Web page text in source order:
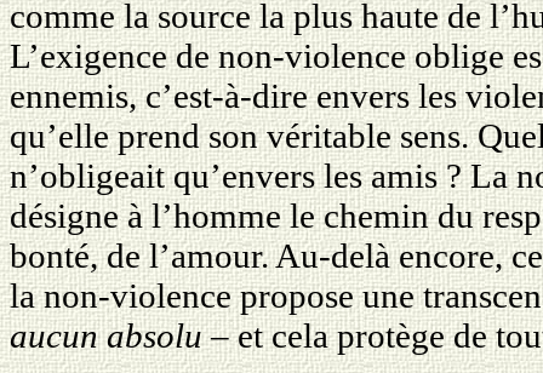
comme la source la plus haute de
L’exigence de non-violence oblige
ennemis, c’est-à-dire envers les
qu’elle prend son véritable sens.
n’obligeait qu’envers les amis ? La
désigne à l’homme le chemin du
bonté, de l’amour. Au-delà encore,
la non-violence propose une
aucun absolu– et cela protège de